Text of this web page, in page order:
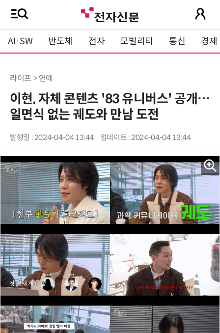
AI·SW 반도체 전자 모빌리티 통신 경제
라이프 > 연예
이현, 자체 콘텐츠 '83 유니버스' 공개…
일면식 없는 궤도와 만남 도전
발행일 : 2024-04-04 13:44 업데이트 : 2024-04-04 13:44